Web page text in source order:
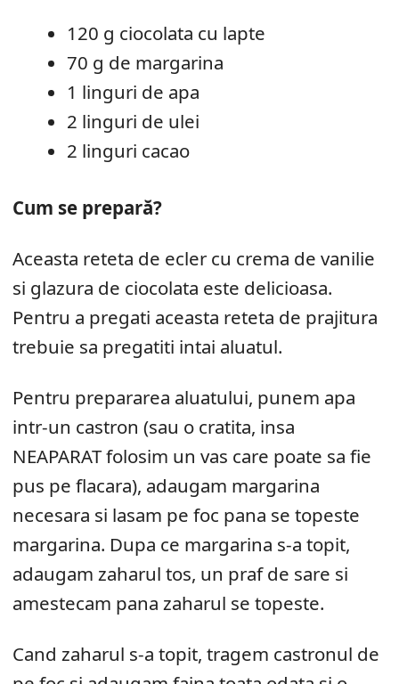
120 g ciocolata cu lapte
70 g de margarina
1 linguri de apa
2 linguri de ulei
2 linguri cacao
Cum se prepară?
Aceasta reteta de ecler cu crema de vanilie
si glazura de ciocolata este delicioasa.
Pentru a pregati aceasta reteta de prajitura
trebuie sa pregatiti intai aluatul.
Pentru prepararea aluatului, punem apa
intr-un castron (sau o cratita, insa
NEAPARAT folosim un vas care poate sa fie
pus pe flacara), adaugam margarina
necesara si lasam pe foc pana se topeste
margarina. Dupa ce margarina s-a topit,
adaugam zaharul tos, un praf de sare si
amestecam pana zaharul se topeste.
Cand zaharul s-a topit, tragem castronul de